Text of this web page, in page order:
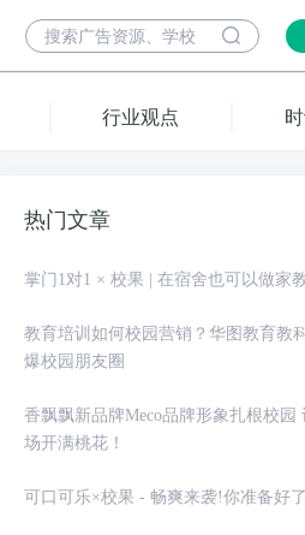
行业观点
热门文章
掌门1对1 × 校果 | 在宿舍也可以做家
教育培训如何校园营销？华图教育教
爆校园朋友圈
香飘飘新品牌Meco品牌形象扎根校园
场开满桃花！
可口可乐×校果 - 畅爽来袭!你准备好